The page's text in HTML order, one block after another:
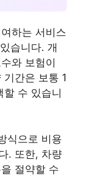
하는 서비스
습니다. 개
와 보험이
간은 보통 1
수 있습니
식으로 비용
. 또한, 차량
절약할 수